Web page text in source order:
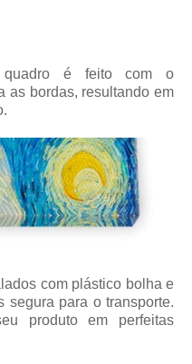
quadro é feito com o
as bordas, resultando em
com plástico bolha e
segura para o transporte.
produto em perfeitas